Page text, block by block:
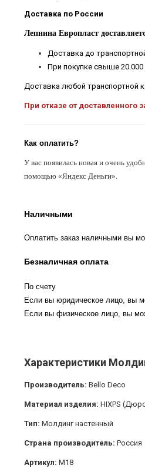
Доставка по России
Лепнина Европласт
Доставка до
При покупке свыше 20.000
Доставка любой транспортной
При отказе от доставленного
Как оплатить?
У вас появилась новая и очень
помощью «Яндекс Деньги».
Наличными
Оплатить заказ наличными вы
Безналичная оплата
По счету
Если вы юридическое лицо, вы
Если вы физическое лицо, вы
Характеристики
Производитель: Bello Deco
Материал изделия: HIXPS
Тип: Молдинг настенный
Страна производитель: Россия
Артикул: М18